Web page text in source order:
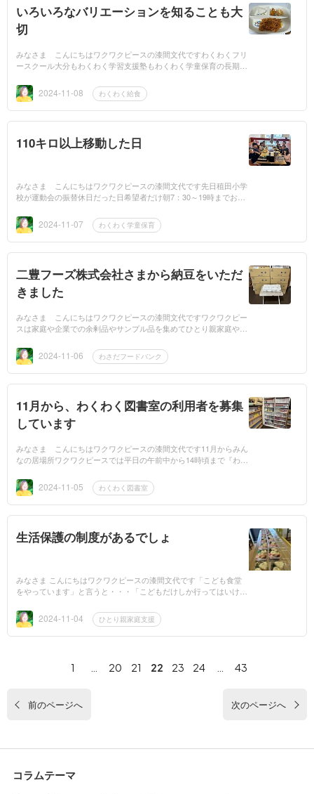
いろいろなバリエーションを知ることも大
切
みなさま こんにちはワクワクピースの漆間文代ですわくわくフリ
ースクール大分もわくわく学習支援塾もわくわく学童保育の長期休
どもた...2024-11-08 わくわく給食
110キロ以上移動した日
みなさま こんにちはワクワクピースの漆間文代です先日稙田小学
校が運動会の振替休日だった日希望者だけ朝7：30～19時までお預
こに... 2024-11-07 わくわく学童保育
二豊フーズ株式会社さまから納豆をいただ
きました
みなさま こんにちはワクワクピースの漆間文代ですワクワクピー
スは家庭や企業での余剰品やサンプル品を集めてひとり親家庭や生
時に受け...2024-11-06 わさだフードバンク
11月から、わくわく図書室の利用者を募集
しています
みなさま こんにちはワクワクピースの漆間文代です11月からみん
なの居場所ワクワクピースでは平日の午前中から14時頃まで『わく
校に... 2024-11-05 わくわく図書室
生活保護の制度があるでしょ
みなさま こんにちはワクワクピースの漆間文代です「こども食堂
をやっています」と言うと・・・「こどもだけしか行ってはいけな
と・・...2024-11-04 ひとり親家庭支援
前のページへ
1 20 21 22 23 24 43
次のページへ
コラムテーマ